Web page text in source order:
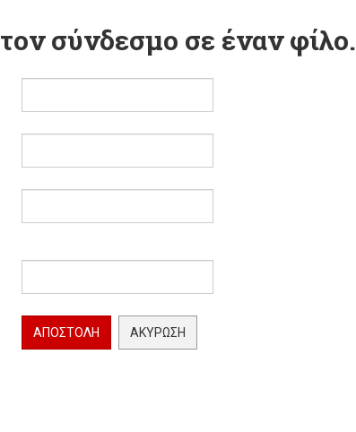
σύνδεσμο σε έναν φίλο.
ΑΠΟΣΤΟΛΉ ΑΚΎΡΩΣΗ